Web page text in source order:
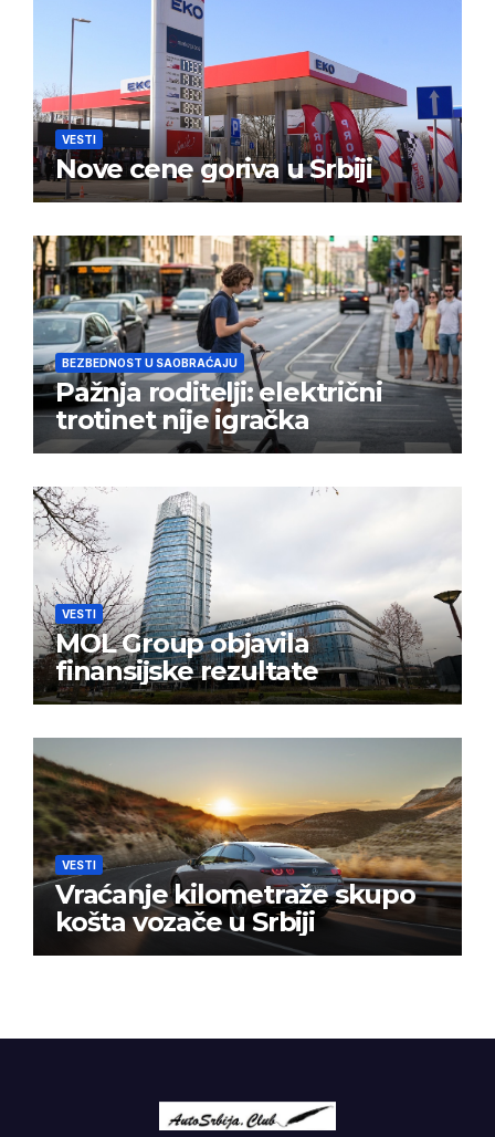
VESTI
Nove cene goriva u Srbiji
BEZBEDNOST U SAOBRAĆAJU
Pažnja roditelji: električni
trotinet nije igračka
VESTI
MOL Group objavila
finansijske rezultate
VESTI
Vraćanje kilometraže skupo
košta vozače u Srbiji